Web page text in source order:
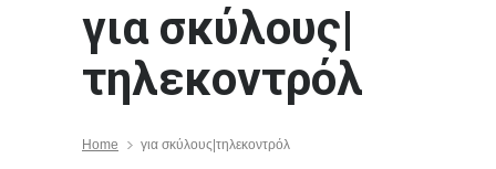
για σκύλους|
τηλεκοντρόλ
Home για σκύλους|τηλεκοντρόλ